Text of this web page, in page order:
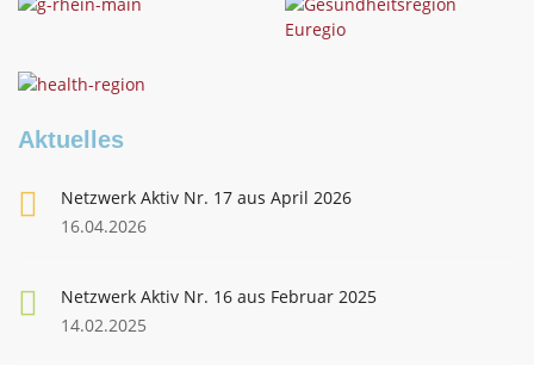
Aktuelles
Netzwerk Aktiv Nr. 17 aus April 2026
16.04.2026
Netzwerk Aktiv Nr. 16 aus Februar 2025
14.02.2025